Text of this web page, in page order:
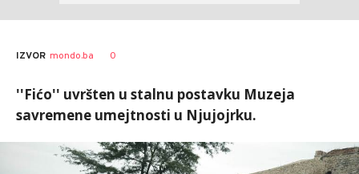
IZVOR mondo.ba 0
''Fićo'' uvršten u stalnu postavku Muzeja
savremene umejtnosti u Njujojrku.